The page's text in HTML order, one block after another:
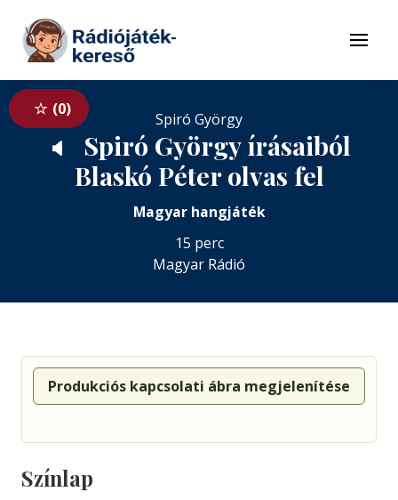
Tovább a tartalomhoz
Menü
0
Spiró György
🔈
Spiró György írásaiból
Blaskó Péter olvas fel
Magyar hangjáték
15 perc
Magyar Rádió
Produkciós kapcsolati ábra megjelenítése
Színlap